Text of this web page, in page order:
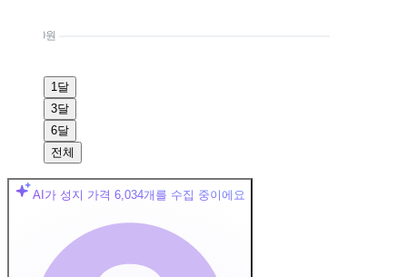
0원
1달
3달
6달
전체
AI가 성지 가격 6,034개를 수집 중이에요